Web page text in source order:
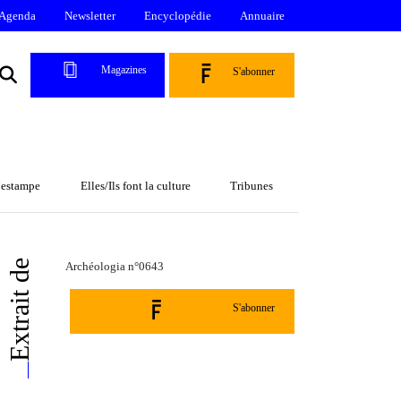
Newsletter Encyclopédie Annuaire
Magazines S'abonner
Elles/Ils font la culture Tribunes
Extrait de Archéologia n°0643
S'abonner